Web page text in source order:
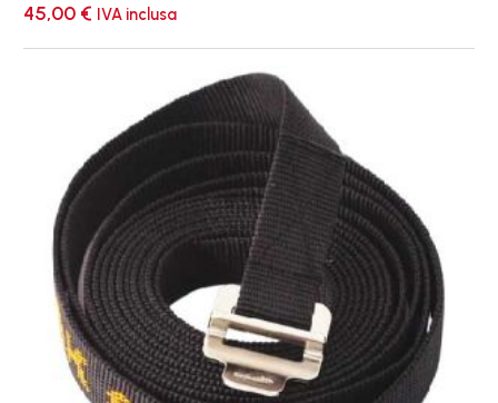
45,00 € IVA inclusa
KS
Cinghie
mt.